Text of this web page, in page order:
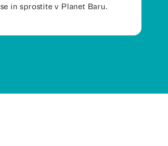
se in sprostite v Planet Baru.